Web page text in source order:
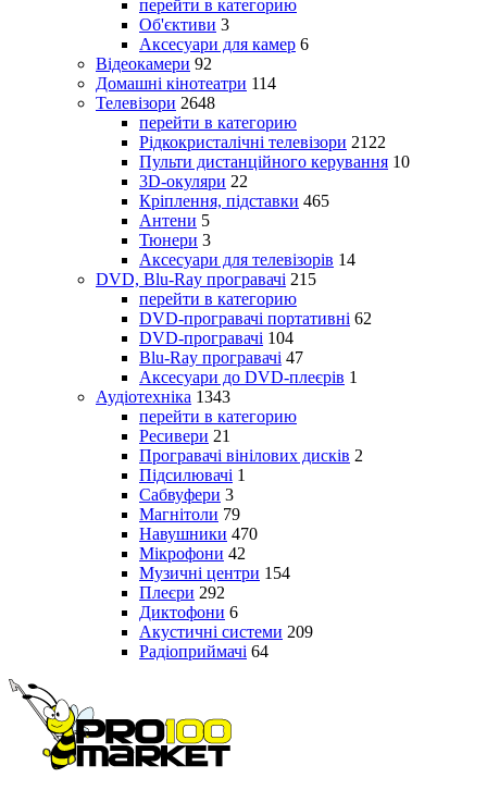
перейти в категорию
Об'єктиви 3
Аксесуари для камер 6
Відеокамери 92
Домашні кінотеатри 114
Телевізори 2648
перейти в категорию
Рідкокристалічні телевізори 2122
Пульти дистанційного керування 10
3D-окуляри 22
Кріплення, підставки 465
Антени 5
Тюнери 3
Аксесуари для телевізорів 14
DVD, Blu-Ray програвачі 215
перейти в категорию
DVD-програвачі портативні 62
DVD-програвачі 104
Blu-Ray програвачі 47
Аксесуари до DVD-плеєрів 1
Аудіотехніка 1343
перейти в категорию
Ресивери 21
Програвачі вінілових дисків 2
Підсилювачі 1
Сабвуфери 3
Магнітоли 79
Навушники 470
Мікрофони 42
Музичні центри 154
Плеєри 292
Диктофони 6
Акустичні системи 209
Радіоприймачі 64